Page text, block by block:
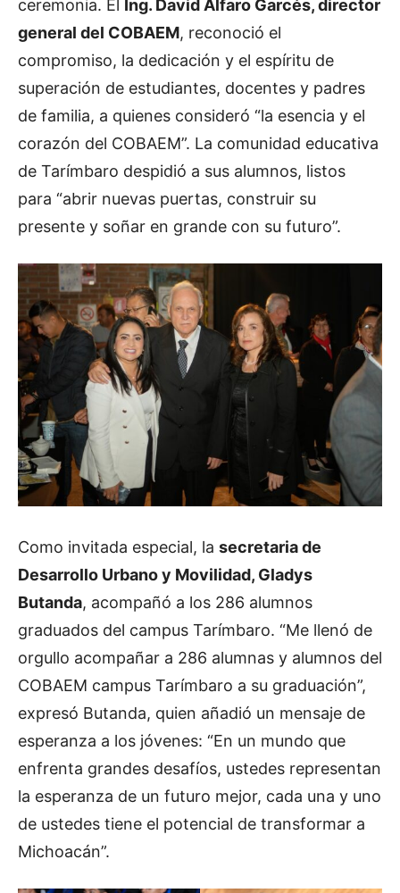
ceremonia. El
Ing. David Alfaro Garcés, director
general del COBAEM, reconoció el
compromiso, la dedicación y el espíritu de
superación de estudiantes, docentes y padres
de familia, a quienes consideró “la esencia y el
corazón del COBAEM”. La comunidad educativa
de Tarímbaro despidió a sus alumnos, listos
para “abrir nuevas puertas, construir su
presente y soñar en grande con su futuro”.
Como invitada especial, la secretaria de
Desarrollo Urbano y Movilidad, Gladys
Butanda, acompañó a los 286 alumnos
graduados del campus Tarímbaro. “Me llenó de
orgullo acompañar a 286 alumnas y alumnos del
COBAEM campus Tarímbaro a su graduación”,
expresó Butanda, quien añadió un mensaje de
esperanza a los jóvenes: “En un mundo que
enfrenta grandes desafíos, ustedes representan
la esperanza de un futuro mejor, cada una y uno
de ustedes tiene el potencial de transformar a
Michoacán”.